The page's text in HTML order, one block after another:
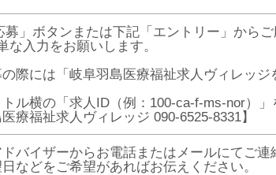
」ボタンまたは下記「エントリー」からご
な入力をお願いします。
際には「岐阜羽島医療福祉求人ヴィレッジ
ル横の「求人ID（例：100-ca-f-ms-nor）」
療福祉求人ヴィレッジ 090-6525-8331】
バイザーからお電話またはメールにてご連
などをご希望があればお伝えください。